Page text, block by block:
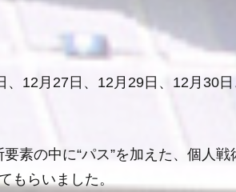
、 12月 27 日、 12月 29 日、 12月 30 日
素の中に“パス”を加えた、個人
もらいました。